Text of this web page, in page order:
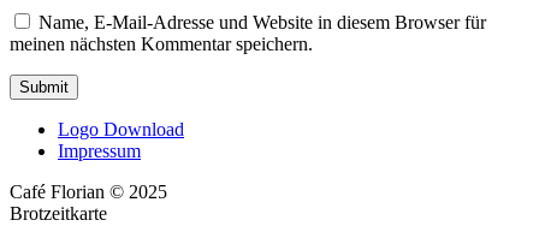
Name, E-Mail-Adresse und Website in diesem Browser für
meinen nächsten Kommentar speichern.
Logo Download
Impressum
Café Florian © 2025
Brotzeitkarte